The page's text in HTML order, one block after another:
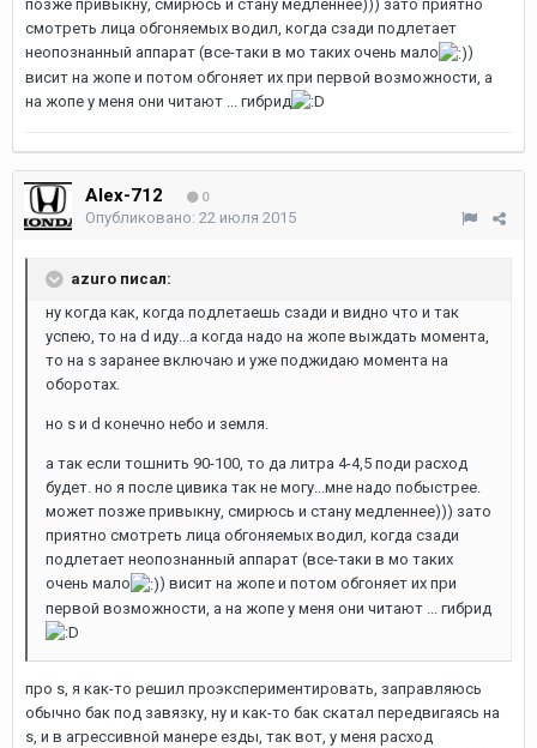
позже привыкну, смирюсь и стану медленнее))) зато приятно
смотреть лица обгоняемых водил, когда сзади подлетает
неопознанный аппарат (все-таки в мо таких очень мало
)
висит на жопе и потом обгоняет их при первой возможности, а
на жопе у меня они читают ... гибрид
Alex-712 0
Опубликовано: 22 июля 2015
azuro писал:
ну когда как, когда подлетаешь сзади и видно что и так
успею, то на d иду...а когда надо на жопе выждать момента,
то на s заранее включаю и уже поджидаю момента на
оборотах.
но s и d конечно небо и земля.
а так если тошнить 90-100, то да литра 4-4,5 поди расход
будет. но я после цивика так не могу...мне надо побыстрее.
может позже привыкну, смирюсь и стану медленнее))) зато
приятно смотреть лица обгоняемых водил, когда сзади
подлетает неопознанный аппарат (все-таки в мо таких
очень мало
) висит на жопе и потом обгоняет их при
первой возможности, а на жопе у меня они читают ... гибрид
про s, я как-то решил проэкспериментировать, заправляюсь
обычно бак под завязку, ну и как-то бак скатал передвигаясь на
s, и в агрессивной манере езды, так вот, у меня расход